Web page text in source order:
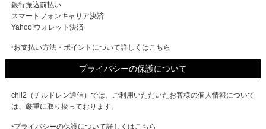
銀行振込前払い
スマートフォンキャリア決済
Yahoo!ウォレット決済
‣お支払い方法・ポイントについて詳しくはこちら
プライバシーの保護について
chil2（チルドレン通信）では、ご利用いただいたお客様の個人情報について
は、厳重に取り扱っております。
‣プライバシーの保護について詳しくはこちら